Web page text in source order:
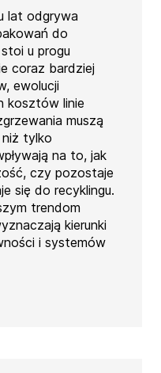
lat odgrywa
do
u progu
coraz bardziej
ewolucji
kosztów linie
muszą
tylko
na to, jak
czy pozostaje
się do recyklingu.
trendom
kierunki
i systemów